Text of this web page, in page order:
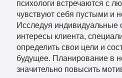
психологи встречаются с
чувствуют себя пустыми и
Исследуя индивидуальные
интересы клиента,
определить свои цели и
будущее. Планирование в
значительно повысить